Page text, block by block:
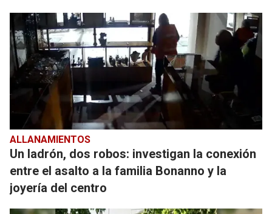
ALLANAMIENTOS
Un ladrón, dos robos: investigan la conexión
entre el asalto a la familia Bonanno y la
joyería del centro